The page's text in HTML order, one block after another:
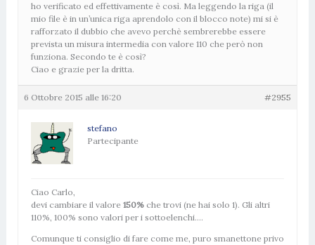
ho verificato ed effettivamente è così. Ma leggendo la riga (il
mio file è in un’unica riga aprendolo con il blocco note) mi si è
rafforzato il dubbio che avevo perchè sembrerebbe essere
prevista un misura intermedia con valore 110 che però non
funziona. Secondo te è così?
Ciao e grazie per la dritta.
6 Ottobre 2015 alle 16:20 #2955
stefano
Partecipante
Ciao Carlo,
devi cambiare il valore 150% che trovi (ne hai solo 1). Gli altri
110%, 100% sono valori per i sottoelenchi….
Comunque ti consiglio di fare come me, puro smanettone privo